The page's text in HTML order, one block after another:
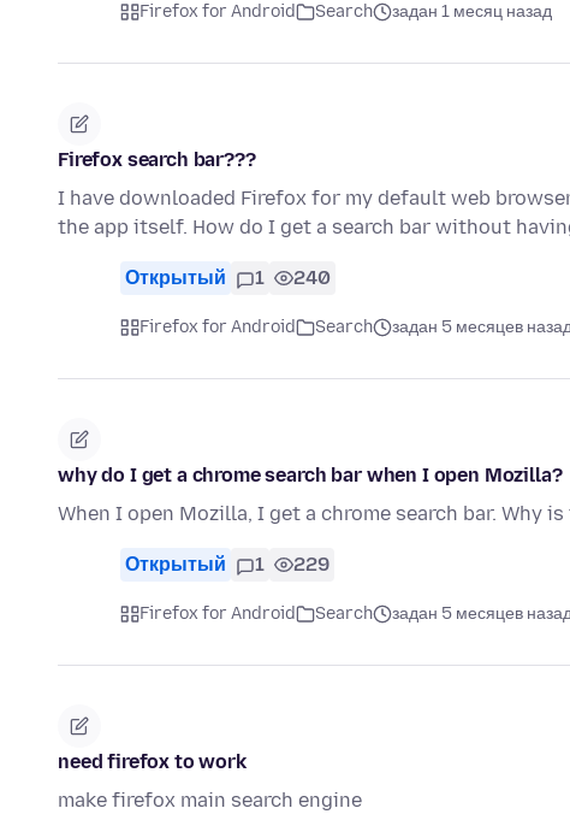
Firefox for Android Search задан 1 месяц назад
Firefox search bar???
I have downloaded Firefox for my default web
the app itself. How do I get a search bar without
Открытый 1 240
Firefox for Android Search задан 5 месяцев
why do I get a chrome search bar when I open Mozilla?
When I open Mozilla, I get a chrome search bar. Why
Открытый 1 229
Firefox for Android Search задан 5 месяцев
need firefox to work
make firefox main search engine